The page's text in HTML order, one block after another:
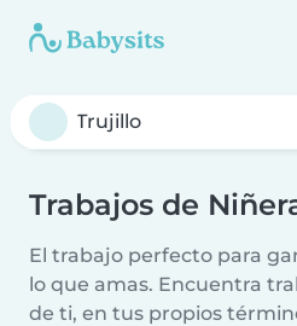
Trabajos de
El trabajo perfecto para
lo que amas. Encuentra
de ti, en tus propios